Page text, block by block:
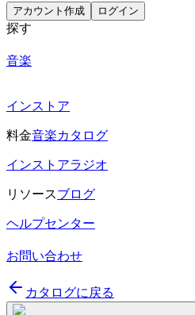
アカウント作成 ログイン
探す
音楽
インストア
料金音楽カタログ
インストアラジオ
リソースブログ
ヘルプセンター
お問い合わせ
カタログに戻る